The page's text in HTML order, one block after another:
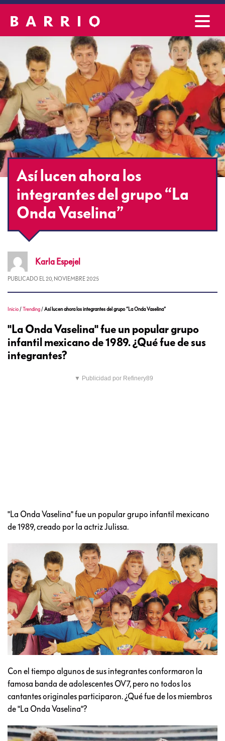
Así lucen ahora los
integrantes del grupo “La
Onda Vaselina”
Karla Espejel
PUBLICADO EL 20, NOVIEMBRE 2025
Inicio /Trending /Así lucen ahora los integrantes del grupo “La Onda Vaselina”
"La Onda Vaselina" fue un popular grupo
infantil mexicano de 1989. ¿Qué fue de sus
integrantes?
▼ Publicidad por Refinery89
"La Onda Vaselina" fue un popular grupo infantil mexicano
de 1989, creado por la actriz Julissa.
Con el tiempo algunos de sus integrantes conformaron la
famosa banda de adolescentes OV7, pero no todos los
cantantes originales participaron. ¿Qué fue de los miembros
de "La Onda Vaselina"?